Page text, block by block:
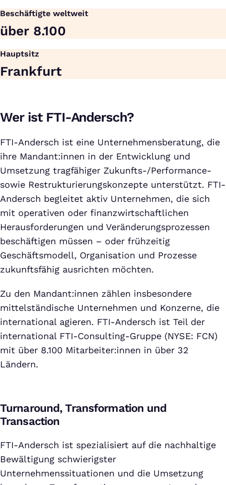
Beschäftigte weltweit
über 8.100
Hauptsitz
Frankfurt
Wer ist FTI-Andersch?
FTI-Andersch ist eine Unternehmensberatung, die
ihre Mandant:innen in der Entwicklung und
Umsetzung tragfähiger Zukunfts-/Performance-
sowie Restrukturierungskonzepte unterstützt. FTI-
Andersch begleitet aktiv Unternehmen, die sich
mit operativen oder finanzwirtschaftlichen
Herausforderungen und Veränderungsprozessen
beschäftigen müssen – oder frühzeitig
Geschäftsmodell, Organisation und Prozesse
zukunftsfähig ausrichten möchten.
Zu den Mandant:innen zählen insbesondere
mittelständische Unternehmen und Konzerne, die
international agieren. FTI-Andersch ist Teil der
international FTI-Consulting-Gruppe (NYSE: FCN)
mit über 8.100 Mitarbeiter:innen in über 32
Ländern.
Turnaround, Transformation und
Transaction
FTI-Andersch ist spezialisiert auf die nachhaltige
Bewältigung schwierigster
Unternehmenssituationen und die Umsetzung